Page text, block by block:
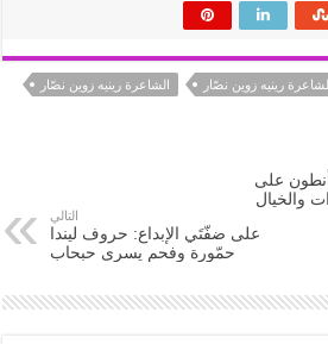
رينيه زوين نصّار
الشاعرة رينيه زوين نصّار
أنطون على
التالي
على ضفّتَي الإبداع: حروف ليندا
حمّورة وفحم يسرى حبحاب